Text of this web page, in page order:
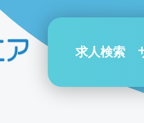
求人検索